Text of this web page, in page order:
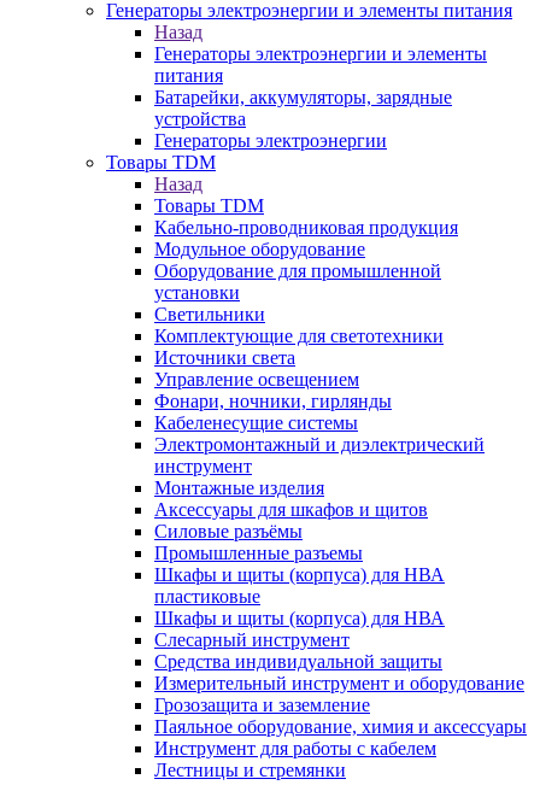
Генераторы электроэнергии и элементы питания
Назад
Генераторы электроэнергии и элементы
питания
Батарейки, аккумуляторы, зарядные
устройства
Генераторы электроэнергии
Товары TDM
Назад
Товары TDM
Кабельно-проводниковая продукция
Модульное оборудование
Оборудование для промышленной
установки
Светильники
Комплектующие для светотехники
Источники света
Управление освещением
Фонари, ночники, гирлянды
Кабеленесущие системы
Электромонтажный и диэлектрический
инструмент
Монтажные изделия
Аксессуары для шкафов и щитов
Силовые разъёмы
Промышленные разъемы
Шкафы и щиты (корпуса) для НВА
пластиковые
Шкафы и щиты (корпуса) для НВА
Слесарный инструмент
Средства индивидуальной защиты
Измерительный инструмент и оборудование
Грозозащита и заземление
Паяльное оборудование, химия и аксессуары
Инструмент для работы с кабелем
Лестницы и стремянки